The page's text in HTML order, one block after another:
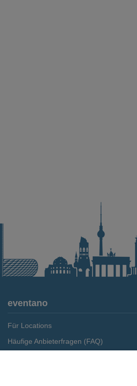
eventano
Für Locations
Häufige Anbieterfragen (FAQ)